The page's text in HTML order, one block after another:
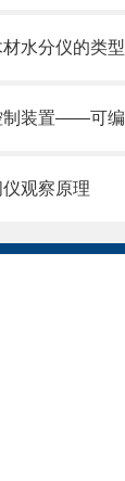
材水分仪的类型
观察原理